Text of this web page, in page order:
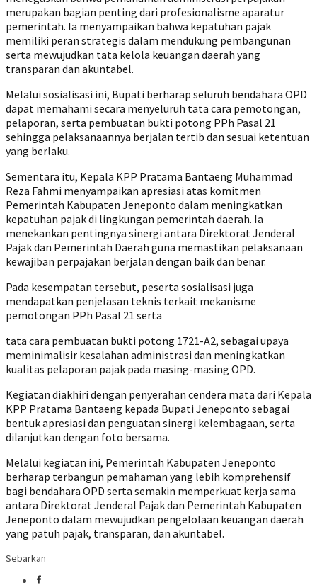
merupakan bagian penting dari profesionalisme aparatur
pemerintah. Ia menyampaikan bahwa kepatuhan pajak
memiliki peran strategis dalam mendukung pembangunan
serta mewujudkan tata kelola keuangan daerah yang
transparan dan akuntabel.
Melalui sosialisasi ini, Bupati berharap seluruh bendahara OPD
dapat memahami secara menyeluruh tata cara pemotongan,
pelaporan, serta pembuatan bukti potong PPh Pasal 21
sehingga pelaksanaannya berjalan tertib dan sesuai ketentuan
yang berlaku.
Sementara itu, Kepala KPP Pratama Bantaeng Muhammad
Reza Fahmi menyampaikan apresiasi atas komitmen
Pemerintah Kabupaten Jeneponto dalam meningkatkan
kepatuhan pajak di lingkungan pemerintah daerah. Ia
menekankan pentingnya sinergi antara Direktorat Jenderal
Pajak dan Pemerintah Daerah guna memastikan pelaksanaan
kewajiban perpajakan berjalan dengan baik dan benar.
Pada kesempatan tersebut, peserta sosialisasi juga
mendapatkan penjelasan teknis terkait mekanisme
pemotongan PPh Pasal 21 serta
tata cara pembuatan bukti potong 1721-A2, sebagai upaya
meminimalisir kesalahan administrasi dan meningkatkan
kualitas pelaporan pajak pada masing-masing OPD.
Kegiatan diakhiri dengan penyerahan cendera mata dari Kepala
KPP Pratama Bantaeng kepada Bupati Jeneponto sebagai
bentuk apresiasi dan penguatan sinergi kelembagaan, serta
dilanjutkan dengan foto bersama.
Melalui kegiatan ini, Pemerintah Kabupaten Jeneponto
berharap terbangun pemahaman yang lebih komprehensif
bagi bendahara OPD serta semakin memperkuat kerja sama
antara Direktorat Jenderal Pajak dan Pemerintah Kabupaten
Jeneponto dalam mewujudkan pengelolaan keuangan daerah
yang patuh pajak, transparan, dan akuntabel.
Sebarkan